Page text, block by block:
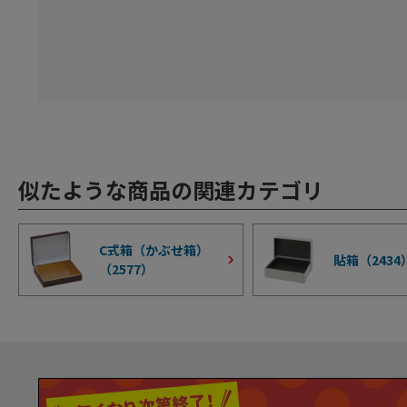
似たような商品の関連カテゴリ
C式箱（かぶせ箱）
（2577）
貼箱（2434